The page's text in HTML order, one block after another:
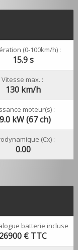
(0-100km/h) :
15.9 s
Vitesse max. :
130 km/h
moteur(s) :
kW (67 ch)
(Cx) :
0.00
batterie incluse
26900 € TTC